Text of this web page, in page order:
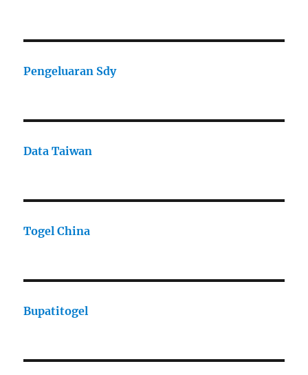
Pengeluaran Sdy
Data Taiwan
Togel China
Bupatitogel